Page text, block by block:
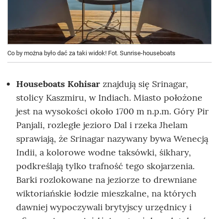
Co by można było dać za taki widok! Fot. Sunrise-houseboats
Houseboats Kohisar znajdują się Srinagar,
stolicy Kaszmiru, w Indiach. Miasto położone
jest na wysokości około 1700 m n.p.m. Góry Pir
Panjali, rozległe jezioro Dal i rzeka Jhelam
sprawiają, że Srinagar nazywany bywa Wenecją
Indii, a kolorowe wodne taksówki, śikhary,
podkreślają tylko trafność tego skojarzenia.
Barki rozlokowane na jeziorze to drewniane
wiktoriańskie łodzie mieszkalne, na których
dawniej wypoczywali brytyjscy urzędnicy i